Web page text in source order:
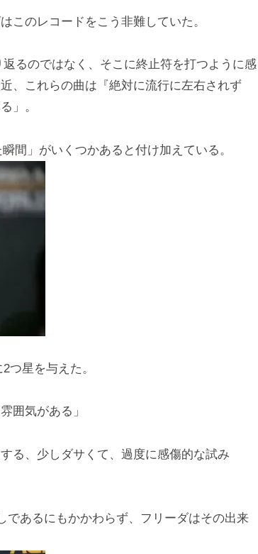
このレコードをこう非難していた。
るのではなく、そこに終止符を打つように感
、これらの曲は『絶対に流行に左右されず
」。
間」がいくつかあると付け加えている。
つ星を与えた。
囲気がある」
る、少しダサくて、過度に感傷的な試み
であるにもかかわらず、フリーダはその出来